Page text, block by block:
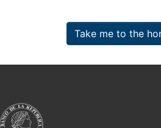
Take me to the